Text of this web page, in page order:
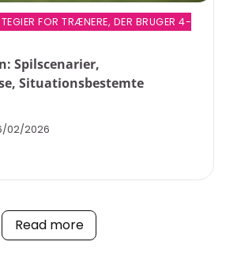
FOR TRÆNERE, DER BRUGER 4-
Spilscenarier,
Situationsbestemte
02/2026
Read more